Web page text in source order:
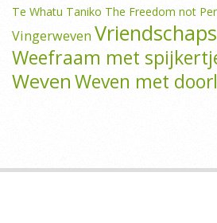
Te Whatu Taniko The Freedom not
Vingerweven
Weefraam met
WevenWeven met